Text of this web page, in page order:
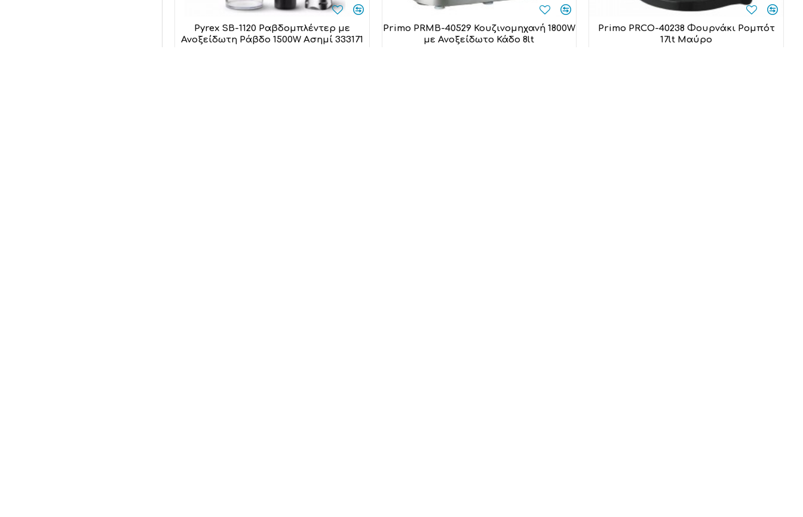
Pyrex SB-1120 Ραβδομπλέντερ με
Ανοξείδωτη Ράβδο 1500W Ασημί 333171
Primo PRMB-40529 Κουζινομηχανή 1800W
με Ανοξείδωτο Κάδο 8lt
Primo PRCO-40238 Φουρνάκι Ρομπότ
17lt Μαύρο